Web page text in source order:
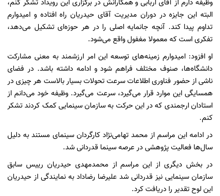
وظیفه دارم از آقای اربابی و همکارانش در برگزاری این رویداد تشکر کنم،
البته این جایزه در دوران مدیریت آقای حیدریان راه افتاده و امیدوارم
تداوم پیدا کند. آنچه جانمایه اصلی را در هر حوزه‌ای تشکیل می‌دهد،
تفکری است که معمولا مغفول واقع می‌شود.
او افزود: امیدوارم زمینه‌های توسعه این امر ارزشمند به معنی مشارکت
دانشگاه‌ها، صنوف مختلف فراهم شود و ادامه داشته باشد. در فضای
ناشی از حضور فناوری اطلاعات سرعت تحولات بسیار بالاست هر چیزی در
همسایگی این موارد قرار می‌گیرد، سرعت می‌گیرد. وظیفه خود می‌دانم از
استادان ارجمندی که در این حرکت به سازمان سینمایی کمک کردند تشکر
کنم.
در ادامه این مراسم از محمد تهامی‌نژاد کارگردان سینمای مستند به دلیل
سال‌ها فعالیت پژوهشی در عرصه سینما قدردانی شد.
در بخش دیگری از این مراسم از محمدمهدی حیدریان رییس سابق
سازمان سینمایی نیز قدردانی شد علیرضا رضاداد به نمایندگی از حیدریان
این لوح تقدیر را دریافت کرد.